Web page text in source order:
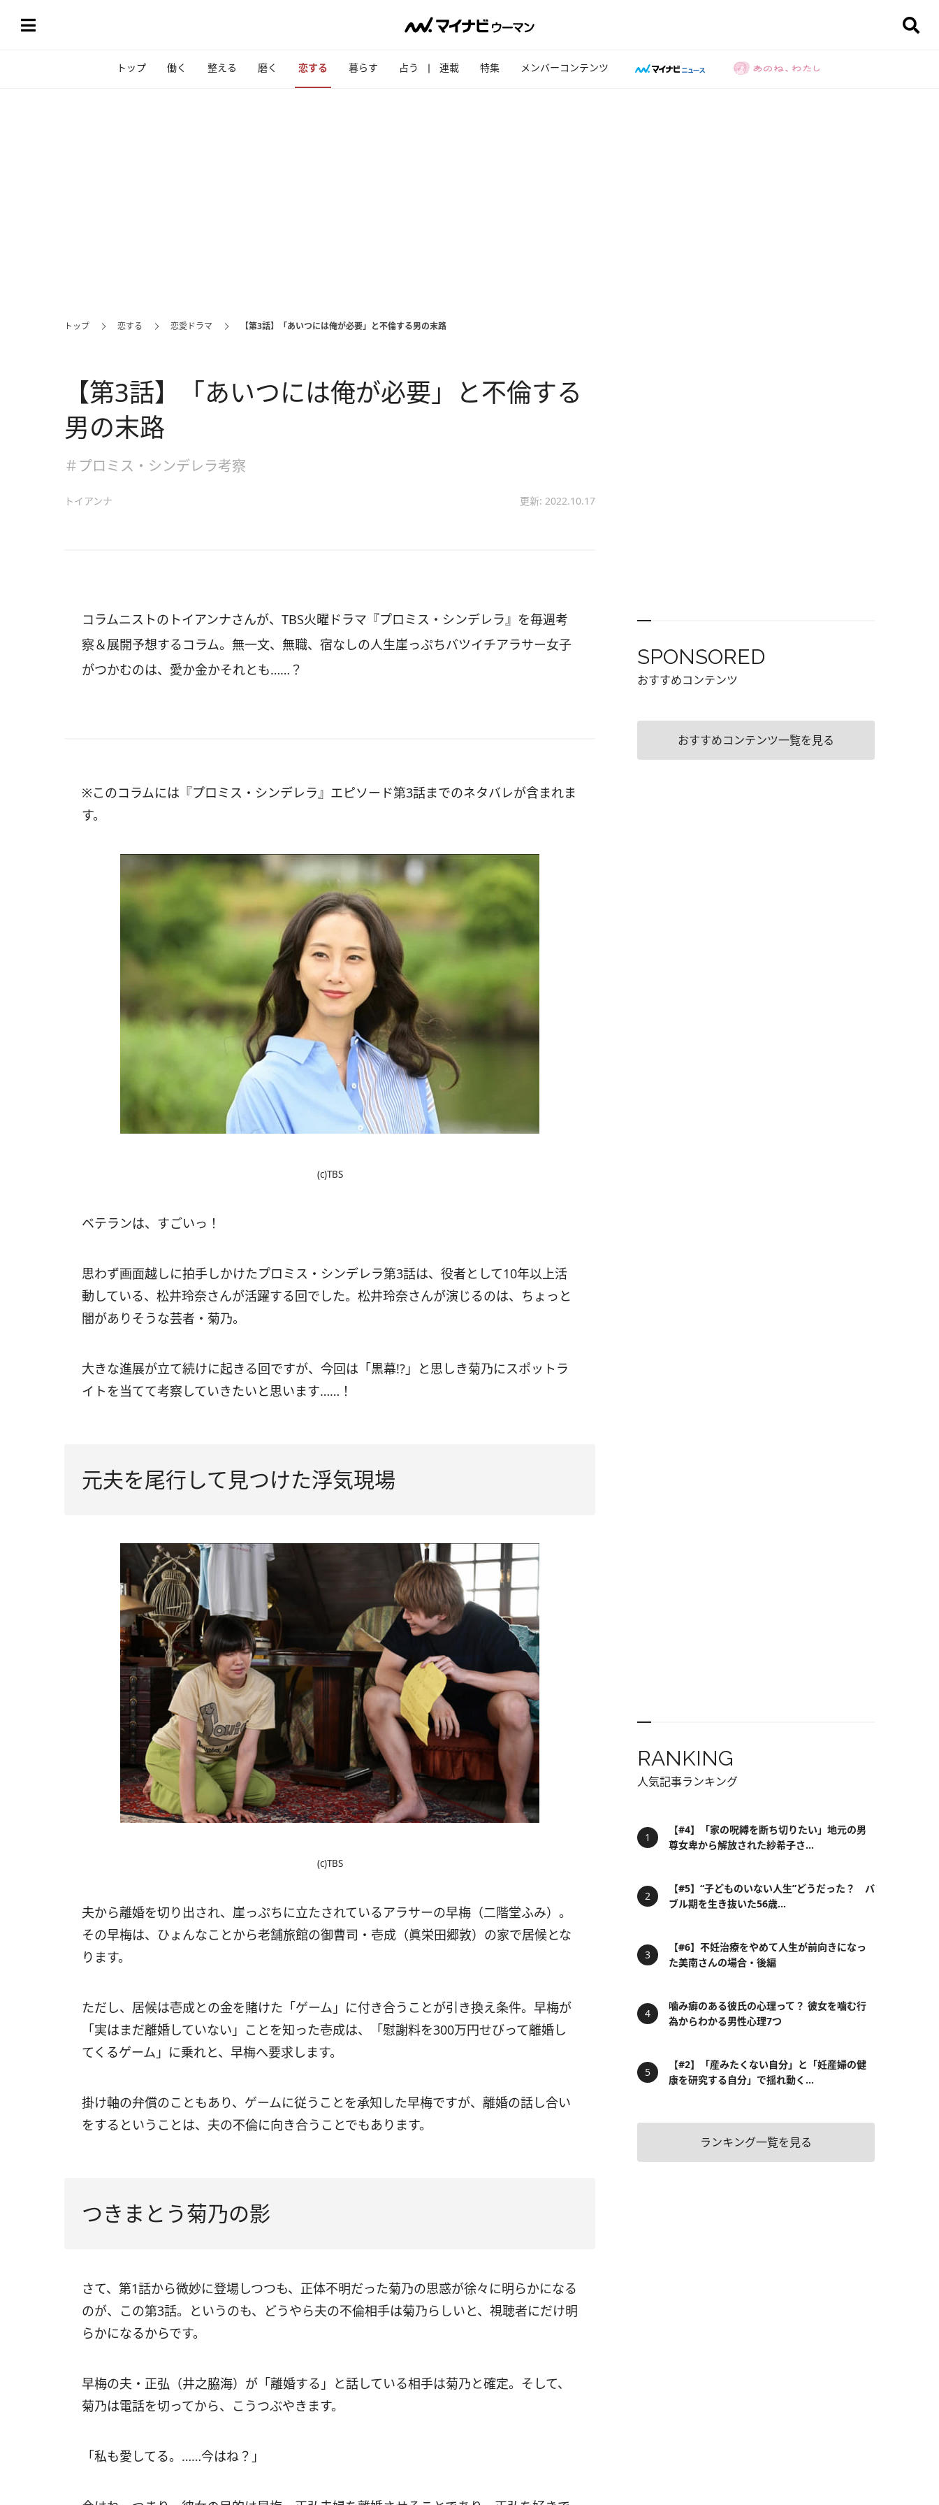
トップ 働く 整える 磨く 恋する 暮らす 占う 連載 特集 メンバーコンテンツ
トップ 恋する 恋愛ドラマ 【第3話】「あいつには俺が必要」と不倫する男の末路
【第3話】「あいつには俺が必要」と不倫する
男の末路
＃プロミス・シンデレラ考察
トイアンナ 更新: 2022.10.17
コラムニストのトイアンナさんが、TBS火曜ドラマ『プロミス・シンデレラ』を毎週考
察＆展開予想するコラム。無一文、無職、宿なしの人生崖っぷちバツイチアラサー女子
がつかむのは、愛か金かそれとも……？
※このコラムには『プロミス・シンデレラ』エピソード第3話までのネタバレが含まれま
す。
(c)TBS
ベテランは、すごいっ！
思わず画面越しに拍手しかけたプロミス・シンデレラ第3話は、役者として10年以上活
動している、松井玲奈さんが活躍する回でした。松井玲奈さんが演じるのは、ちょっと
闇がありそうな芸者・菊乃。
大きな進展が立て続けに起きる回ですが、今回は「黒幕!?」と思しき菊乃にスポットラ
イトを当てて考察していきたいと思います……！
元夫を尾行して見つけた浮気現場
(c)TBS
夫から離婚を切り出され、崖っぷちに立たされているアラサーの早梅（二階堂ふみ）。
その早梅は、ひょんなことから老舗旅館の御曹司・壱成（眞栄田郷敦）の家で居候とな
ります。
ただし、居候は壱成との金を賭けた「ゲーム」に付き合うことが引き換え条件。早梅が
「実はまだ離婚していない」ことを知った壱成は、「慰謝料を300万円せびって離婚し
てくるゲーム」に乗れと、早梅へ要求します。
掛け軸の弁償のこともあり、ゲームに従うことを承知した早梅ですが、離婚の話し合い
をするということは、夫の不倫に向き合うことでもあります。
つきまとう菊乃の影
さて、第1話から微妙に登場しつつも、正体不明だった菊乃の思惑が徐々に明らかになる
のが、この第3話。というのも、どうやら夫の不倫相手は菊乃らしいと、視聴者にだけ明
らかになるからです。
早梅の夫・正弘（井之脇海）が「離婚する」と話している相手は菊乃と確定。そして、
菊乃は電話を切ってから、こうつぶやきます。
「私も愛してる。……今はね？」
SPONSORED
おすすめコンテンツ
おすすめコンテンツ一覧を見る
RANKING
人気記事ランキング
【#4】「家の呪縛を断ち切りたい」地元の男
尊女卑から解放された紗希子さ...
【#5】“子どものいない人生”どうだった？ バ
ブル期を生き抜いた56歳...
【#6】不妊治療をやめて人生が前向きになっ
た美南さんの場合・後編
噛み癖のある彼氏の心理って？ 彼女を噛む行
為からわかる男性心理7つ
【#2】「産みたくない自分」と「妊産婦の健
康を研究する自分」で揺れ動く...
ランキング一覧を見る